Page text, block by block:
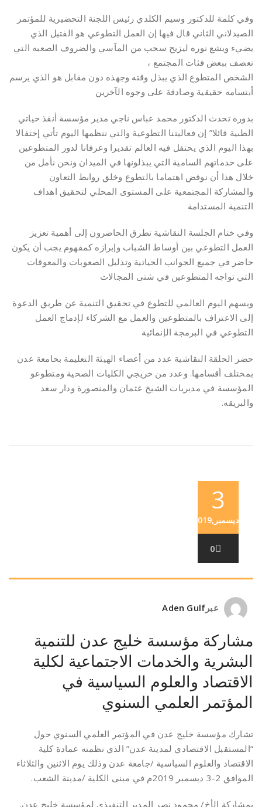
وفي كلمة للدكتور وسيم الكلدي رئيس اللجنة التحضيرية للمؤتمر
الصيدلاني الثاني قال فيها إن العمل التطوعي هو الفتيل الذي
يضيء ويشع نوره ليزيح سحب من المآسي والضروف الصعبه التي
تعصف ببعض فئات المجتمع ،
الشخص المتطوع الذي يبذل وقته وجهذه دون مقابل هو الذي يرسم
أبتسامه حقيقية وصادقة على وجوه الآخرين
بدوره تحدث الدكتور محمد عباس ناجي مدير مؤسسة أنقذ حياتي
الطبية قائلا” إن فعاليتنا التطوعية والتي ننظمها اليوم تأتي إحتفالا
بهذا اليوم الذي يحتفل فيه العالم تقديرا وعرفانا لدور المتطوعين
على خدماتهم السامية التي يبذلونها في الميدان ونحن نأمل من
خلال هذا أن نوقض اهتماما بالتطوع وخلق روابط التعاون
والمشاركة المجتمعية على المستوى المحلي لتحقيق اهداف
التنمية المستدامة
وفي ختام الجلسة النقاشية تطرق الحاضرون إلى أهمية تعزيز
العمل التطوعي بين أوساط الشباب وإبرازه كمفهوم يجب أن يكون
حاضر في جميع الجوانب الحياتية وتذليل الصعوبات والمعوقات
التي تواجه المتطوعين في شتى المجالات
ويسهم اليوم العالمي للتطوع في تحقيق التنمية عن طريق الدعوة
إلى الاعتراف بالمتطوعين والعمل مع الشركاء لإدماج العمل
التطوعي في البرمجة الإنمائية
حضر الحلقة النقاشية عدد من أعضاء الهيئة التعليمة بحامعة عدن
بمختلف أقسامها. وعدد من خريجي الكليات الصحية ومتطوعو
المؤسسة في مديريات الشيخ عثمان والمنصورة ودار سعد
والبريقه.
3
ديسمبر,2019
0
عبر Aden Gulf
مشاركة مؤسسة خليج عدن للتنمية
البشرية والخدمات الاجتماعية لكلية
الاقتصاد والعلوم السياسية في
المؤتمر العلمي السنوي
تشارك مؤسسة خليج عدن في المؤتمر العلمي السنوي حول
“المستقبل الاقتصادي لمدينة عدن” الذي نظمته عمادة كلية
الاقتصاد والعلوم السياسية /جامعة عدن وذلك يوم الاثنين والثلاثاء
الموافق 2-3 ديسمبر 2019م في مبنى الكلية /مدينة الشعب.
بمشاركة الأخ/ محمود نصر المدير التنفيذي لمؤسسة خليج عدن.